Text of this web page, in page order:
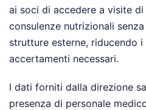
ai soci di accedere a visite
consulenze nutrizionali
strutture esterne, riducendo
accertamenti necessari.
I dati forniti dalla direzione
presenza di personale